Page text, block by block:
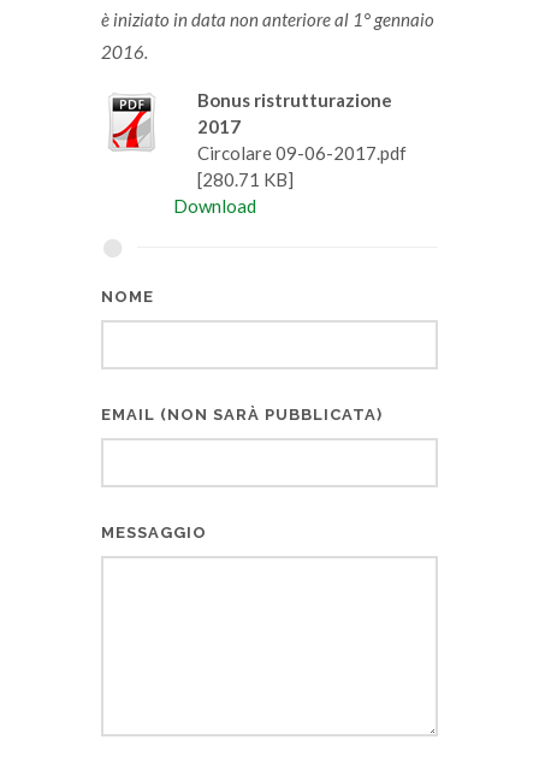
è iniziato in data non anteriore al 1° gennaio
2016.
Bonus ristrutturazione
2017
Circolare 09-06-2017.pdf
[280.71 KB]
Download
NOME
EMAIL (NON SARÀ PUBBLICATA)
MESSAGGIO